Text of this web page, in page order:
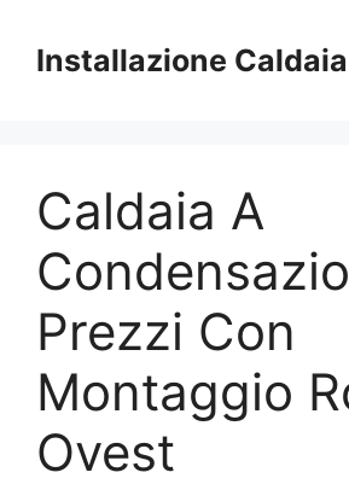
contenuto
Installazione Caldaia
Caldaia A
Prezzi Con
Montaggio
Ovest